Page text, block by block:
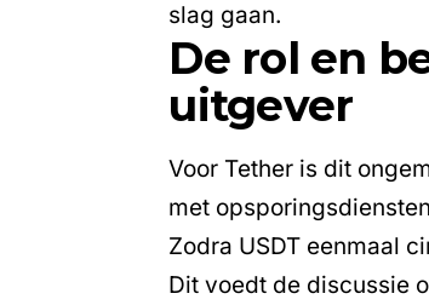
slag gaan.
De rol en
uitgever
Voor Tether is dit
met
Zodra USDT eenmaal
Dit voedt de discussie